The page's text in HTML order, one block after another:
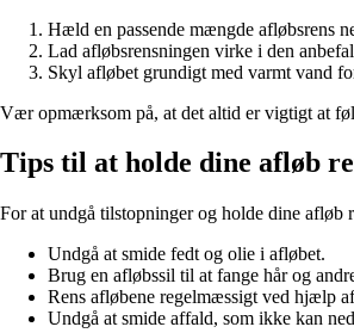
Hæld en passende mængde afløbsrens
Lad afløbsrensningen virke i den
Skyl afløbet grundigt med varmt vand
Vær opmærksom på, at det altid er vigtigt at
Tips til at holde dine afløb
For at undgå tilstopninger og holde dine afløb
Undgå at smide fedt og olie i afløbet.
Brug en afløbssil til at fange hår og
Rens afløbene regelmæssigt ved hjælp
Undgå at smide affald, som ikke kan